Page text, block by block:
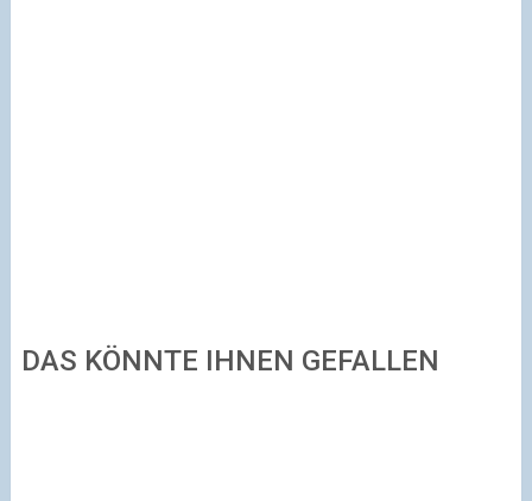
DAS KÖNNTE IHNEN GEFALLEN